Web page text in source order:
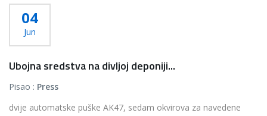
04
Jun
Ubojna sredstva na divljoj deponiji...
Pisao : Press
dvije automatske puške AK47, sedam okvirova za navedene